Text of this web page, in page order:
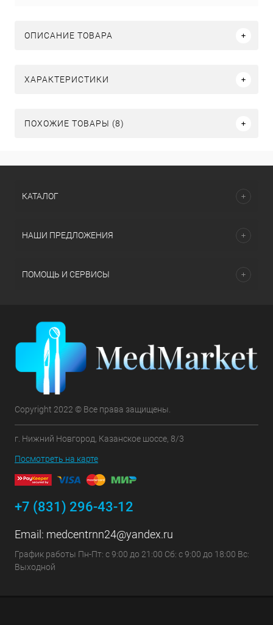
ОПИСАНИЕ ТОВАРА
ХАРАКТЕРИСТИКИ
ПОХОЖИЕ ТОВАРЫ (8)
КАТАЛОГ
НАШИ ПРЕДЛОЖЕНИЯ
ПОМОЩЬ И СЕРВИСЫ
Copyright 2022 © Все права защищены.
г. Нижний Новгород, Казанское шоссе, 8/3
Посмотреть на карте
+7 (831) 296-43-12
Email: medcentrnn24@yandex.ru
График работы Пн-Пт: с 9:00 до 21:00 Сб: с 9:00 до 18:00 Вс:
Выходной